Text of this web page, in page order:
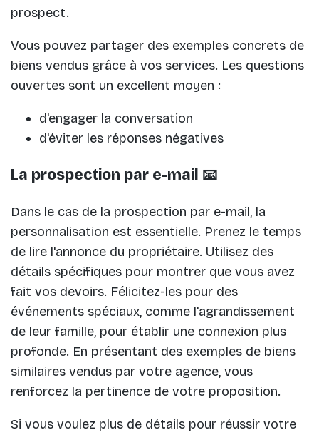
prospect.
Vous pouvez partager des exemples concrets de
biens vendus grâce à vos services. Les questions
ouvertes sont un excellent moyen :
d'engager la conversation
d'éviter les réponses négatives
La prospection par e-mail 📧
Dans le cas de la prospection par e-mail, la
personnalisation est essentielle. Prenez le temps
de lire l'annonce du propriétaire. Utilisez des
détails spécifiques pour montrer que vous avez
fait vos devoirs. Félicitez-les pour des
événements spéciaux, comme l'agrandissement
de leur famille, pour établir une connexion plus
profonde. En présentant des exemples de biens
similaires vendus par votre agence, vous
renforcez la pertinence de votre proposition.
Si vous voulez plus de détails pour réussir votre